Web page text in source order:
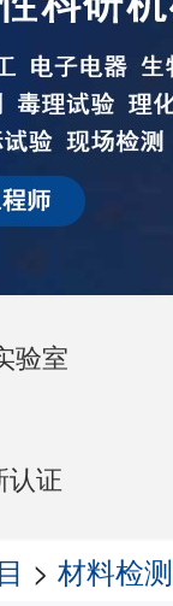
验室
认证
> 材料检测